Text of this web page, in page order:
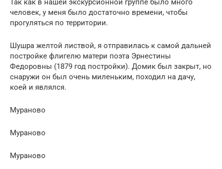
Так как в нашей экскурсионной группе было много
человек, у меня было достаточно времени, чтобы
прогуляться по территории.
Шушра желтой листвой, я отправилась к самой дальней
постройке флигелю матери поэта Эрнестины
Федоровны (1879 год постройки). Домик был закрыт, но
снаружи он был очень миленьким, походил на дачу,
коей и являлся.
Мураново
Мураново
Мураново